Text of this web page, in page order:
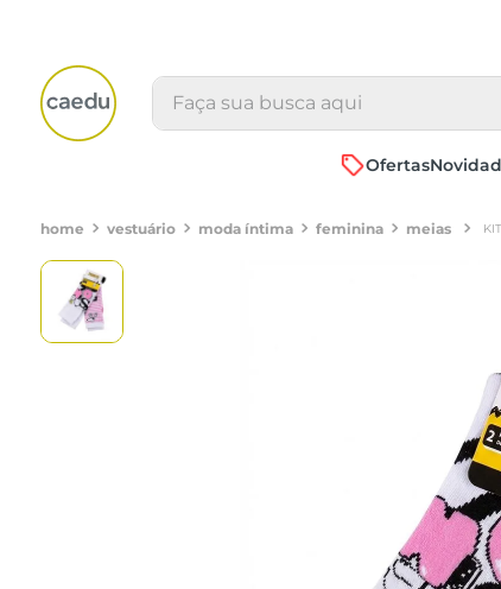
Faça sua busca aqui
Ofertas
vestuário moda íntima feminina meias